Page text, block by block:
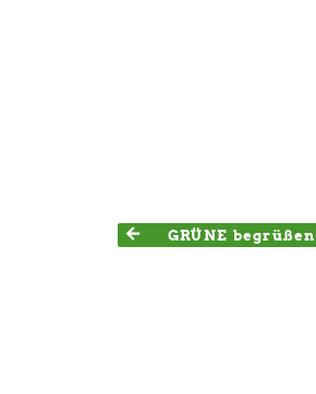
GRÜNE